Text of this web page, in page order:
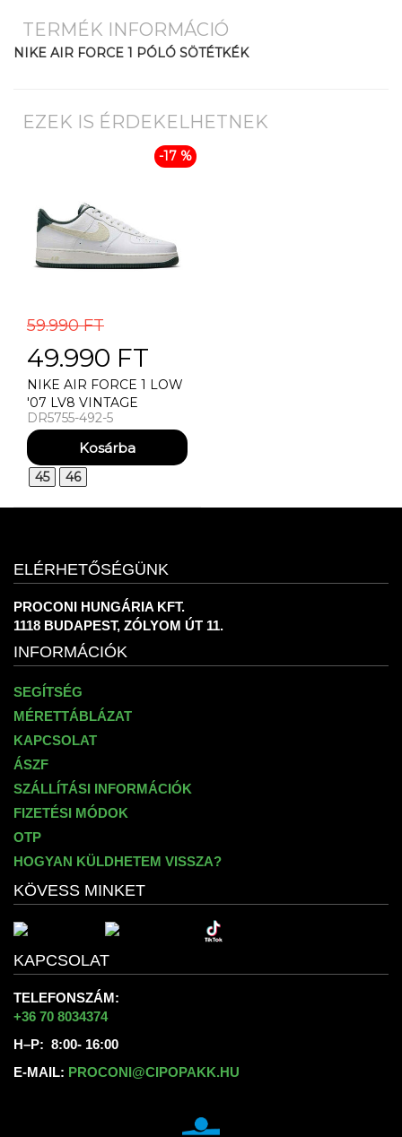
TERMÉK INFORMÁCIÓ
NIKE AIR FORCE 1 PÓLÓ SÖTÉTKÉK
EZEK IS ÉRDEKELHETNEK
-17 %
59.990 FT
49.990 FT
NIKE AIR FORCE 1 LOW
'07 LV8 VINTAGE
GREEN UTCAI CIPŐ
DR5755-492-5
45 46
ELÉRHETŐSÉGÜNK
PROCONI HUNGÁRIA KFT.
1118 BUDAPEST, ZÓLYOM ÚT 11.
INFORMÁCIÓK
SEGÍTSÉG
MÉRETTÁBLÁZAT
KAPCSOLAT
ÁSZF
SZÁLLÍTÁSI INFORMÁCIÓK
FIZETÉSI MÓDOK
OTP
HOGYAN KÜLDHETEM VISSZA?
KÖVESS MINKET
KAPCSOLAT
TELEFONSZÁM:
+36 70 8034374
H–P: 8:00- 16:00
E-MAIL: PROCONI@CIPOPAKK.HU